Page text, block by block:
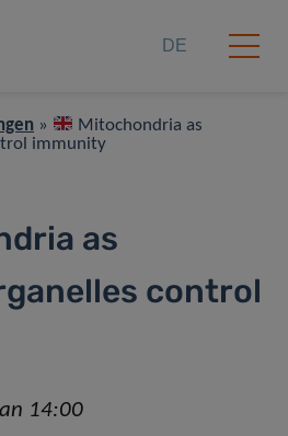
DE
»
Mitochondria as
immunity
as
control
14:00